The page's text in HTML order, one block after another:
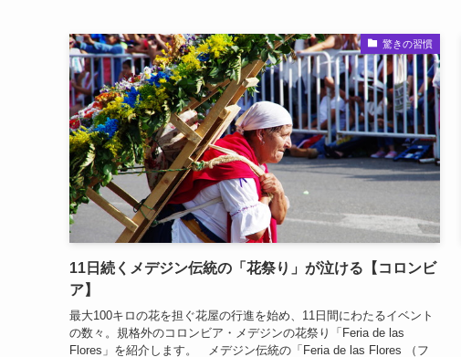
驚きの習慣
11日続くメデジン伝統の「花祭り」が泣ける【コロンビ
ア】
最大100キロの花を担ぐ花屋の行進を始め、11日間にわたるイベント
の数々。規格外のコロンビア・メデジンの花祭り「Feria de las
Flores」を紹介します。 メデジン伝統の「Feria de las Flores （フ